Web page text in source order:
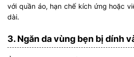
với quần áo, hạn chế kích ứng hoặc
dài.
3. Ngăn da vùng bẹn bị dính